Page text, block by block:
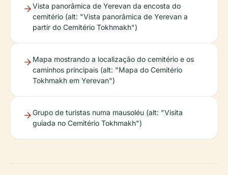
Vista panorâmica de Yerevan da encosta do
cemitério (alt: "Vista panorâmica de Yerevan a
partir do Cemitério Tokhmakh")
Mapa mostrando a localização do cemitério e os
caminhos principais (alt: "Mapa do Cemitério
Tokhmakh em Yerevan")
Grupo de turistas numa mausoléu (alt: "Visita
guiada no Cemitério Tokhmakh")